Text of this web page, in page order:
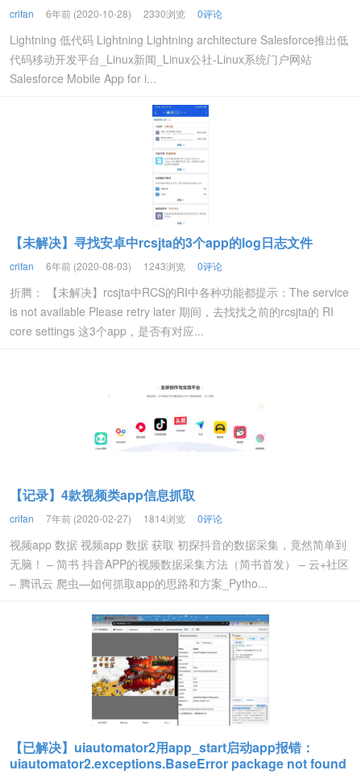
crifan 6年前 (2020-10-28) 2330浏览 0评论
Lightning 低代码 Lightning Lightning architecture Salesforce推出低
代码移动开发平台_Linux新闻_Linux公社-Linux系统门户网站
Salesforce Mobile App for i...
【未解决】寻找安卓中rcsjta的3个app的log日志文件
crifan 6年前 (2020-08-03) 1243浏览 0评论
折腾： 【未解决】rcsjta中RCS的RI中各种功能都提示：The service
is not available Please retry later 期间，去找找之前的rcsjta的 RI
core settings 这3个app，是否有对应...
【记录】4款视频类app信息抓取
crifan 7年前 (2020-02-27) 1814浏览 0评论
视频app 数据 视频app 数据 获取 初探抖音的数据采集，竟然简单到
无脑！ – 简书 抖音APP的视频数据采集方法（简书首发） – 云+社区
– 腾讯云 爬虫—如何抓取app的思路和方案_Pytho...
【已解决】uiautomator2用app_start启动app报错：
uiautomator2.exceptions.BaseError package not found